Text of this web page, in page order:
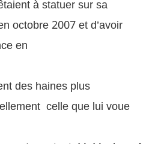
à statuer sur sa
octobre 2007 et d’avoir
en
des haines plus
celle que lui voue